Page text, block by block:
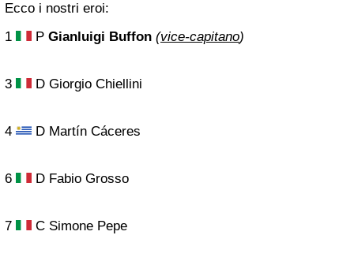
Ecco i nostri eroi:
1
P Gianluigi Buffon (vice-capitano)
3 D Giorgio Chiellini
4 D Martín Cáceres
6 D Fabio Grosso
7 C Simone Pepe